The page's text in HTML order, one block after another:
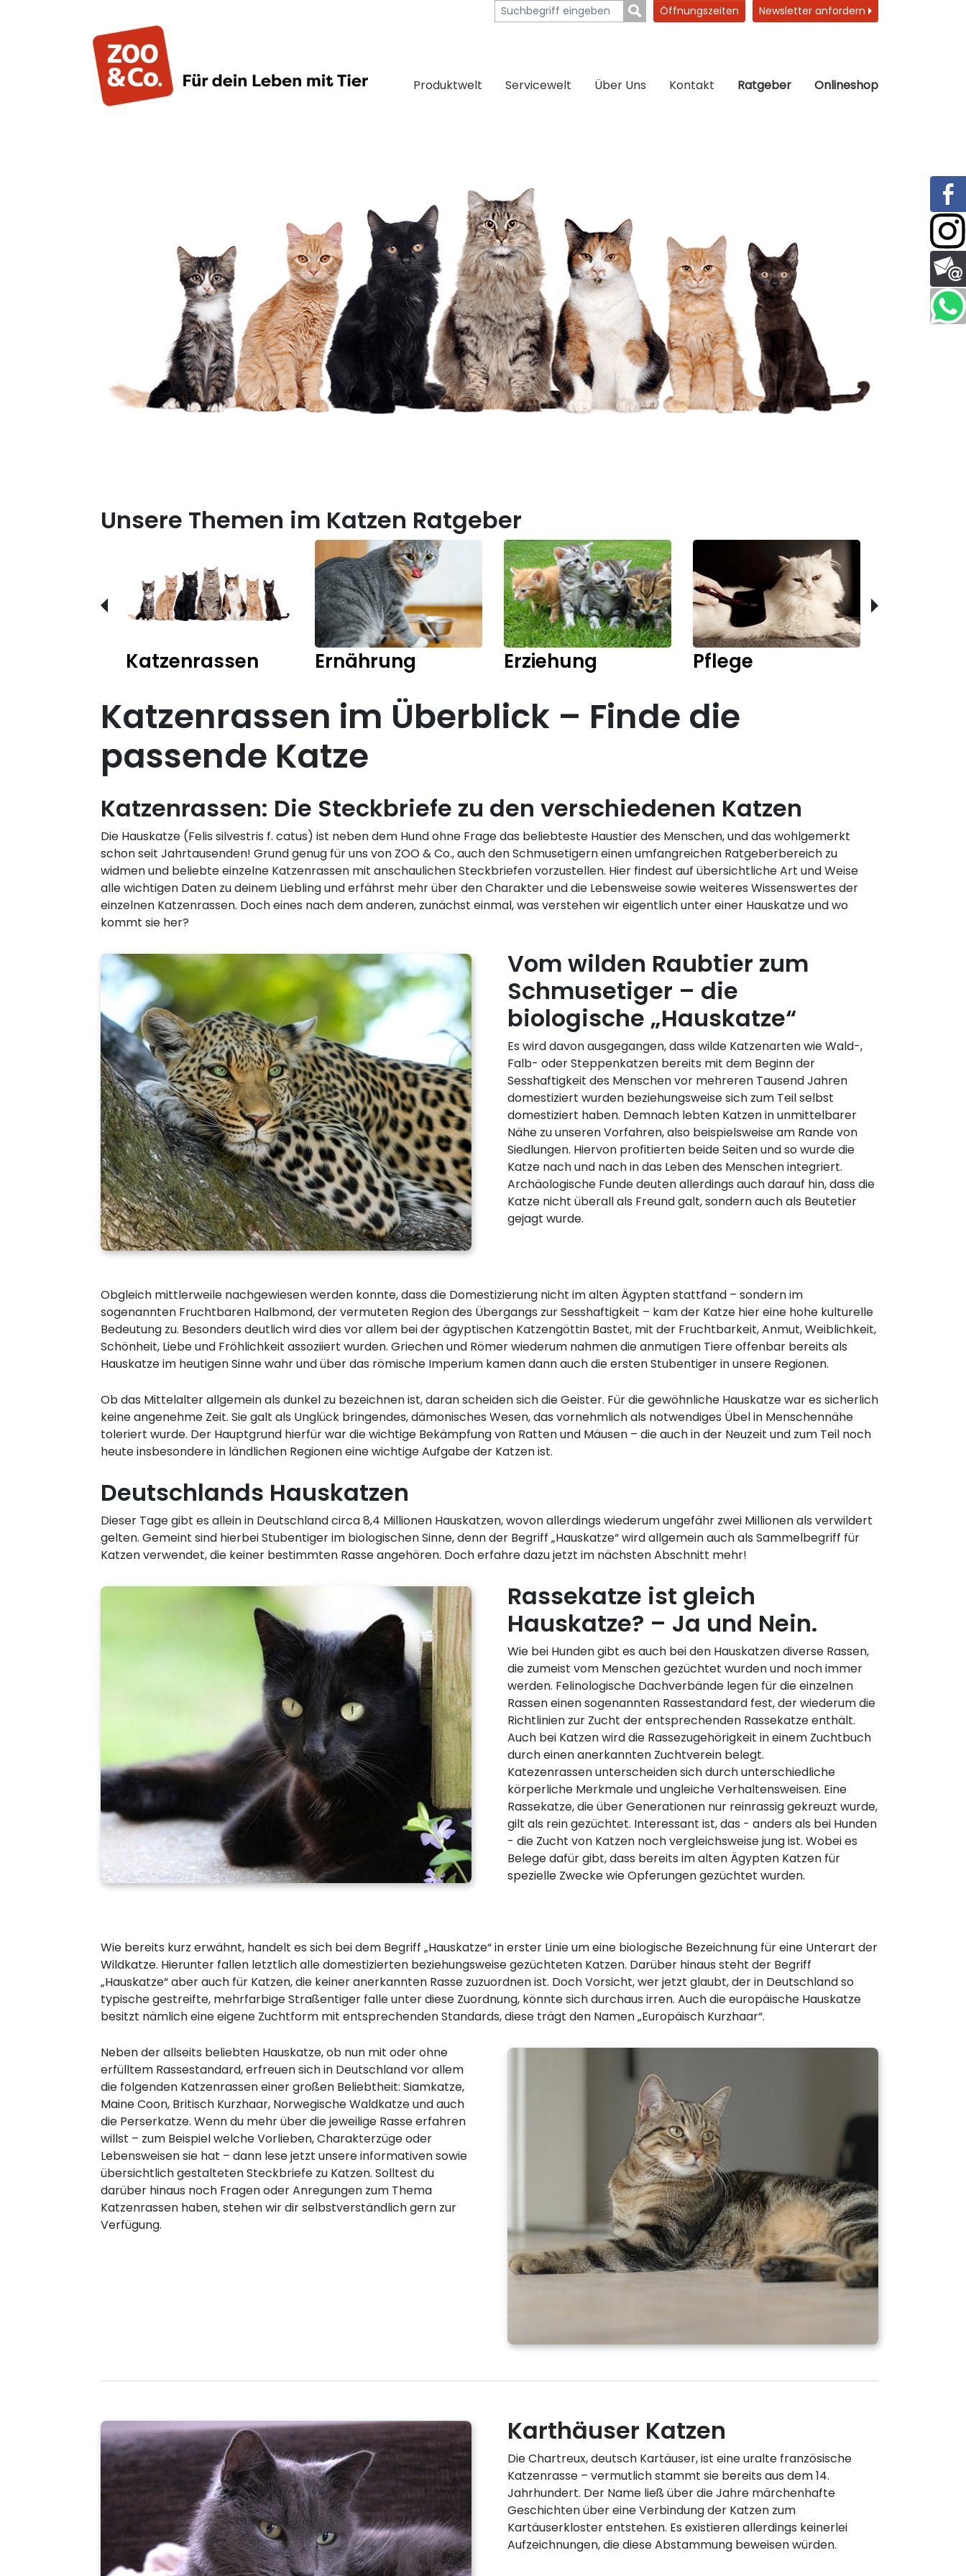
Öffnungszeiten Newsletter anfordern
Produktwelt Servicewelt Über Uns Kontakt Ratgeber Onlineshop
Unsere Themen im Katzen Ratgeber
Katzenrassen Ernährung Erziehung Pflege
Katzenrassen im Überblick – Finde die
passende Katze
Katzenrassen: Die Steckbriefe zu den verschiedenen Katzen
Die Hauskatze (Felis silvestris f. catus) ist neben dem Hund ohne Frage das beliebteste Haustier des Menschen, und das wohlgemerkt
schon seit Jahrtausenden! Grund genug für uns von ZOO & Co., auch den Schmusetigern einen umfangreichen Ratgeberbereich zu
widmen und beliebte einzelne Katzenrassen mit anschaulichen Steckbriefen vorzustellen. Hier findest auf übersichtliche Art und Weise
alle wichtigen Daten zu deinem Liebling und erfährst mehr über den Charakter und die Lebensweise sowie weiteres Wissenswertes der
einzelnen Katzenrassen. Doch eines nach dem anderen, zunächst einmal, was verstehen wir eigentlich unter einer Hauskatze und wo
kommt sie her?
Vom wilden Raubtier zum
Schmusetiger – die
biologische „Hauskatze“
Es wird davon ausgegangen, dass wilde Katzenarten wie Wald-,
Falb- oder Steppenkatzen bereits mit dem Beginn der
Sesshaftigkeit des Menschen vor mehreren Tausend Jahren
domestiziert wurden beziehungsweise sich zum Teil selbst
domestiziert haben. Demnach lebten Katzen in unmittelbarer
Nähe zu unseren Vorfahren, also beispielsweise am Rande von
Siedlungen. Hiervon profitierten beide Seiten und so wurde die
Katze nach und nach in das Leben des Menschen integriert.
Archäologische Funde deuten allerdings auch darauf hin, dass die
Katze nicht überall als Freund galt, sondern auch als Beutetier
gejagt wurde.
Obgleich mittlerweile nachgewiesen werden konnte, dass die Domestizierung nicht im alten Ägypten stattfand – sondern im
sogenannten Fruchtbaren Halbmond, der vermuteten Region des Übergangs zur Sesshaftigkeit – kam der Katze hier eine hohe kulturelle
Bedeutung zu. Besonders deutlich wird dies vor allem bei der ägyptischen Katzengöttin Bastet, mit der Fruchtbarkeit, Anmut, Weiblichkeit,
Schönheit, Liebe und Fröhlichkeit assoziiert wurden. Griechen und Römer wiederum nahmen die anmutigen Tiere offenbar bereits als
Hauskatze im heutigen Sinne wahr und über das römische Imperium kamen dann auch die ersten Stubentiger in unsere Regionen.
Ob das Mittelalter allgemein als dunkel zu bezeichnen ist, daran scheiden sich die Geister. Für die gewöhnliche Hauskatze war es sicherlich
keine angenehme Zeit. Sie galt als Unglück bringendes, dämonisches Wesen, das vornehmlich als notwendiges Übel in Menschennähe
toleriert wurde. Der Hauptgrund hierfür war die wichtige Bekämpfung von Ratten und Mäusen – die auch in der Neuzeit und zum Teil noch
heute insbesondere in ländlichen Regionen eine wichtige Aufgabe der Katzen ist.
Deutschlands Hauskatzen
Dieser Tage gibt es allein in Deutschland circa 8,4 Millionen Hauskatzen, wovon allerdings wiederum ungefähr zwei Millionen als verwildert
gelten. Gemeint sind hierbei Stubentiger im biologischen Sinne, denn der Begriff „Hauskatze“ wird allgemein auch als Sammelbegriff für
Katzen verwendet, die keiner bestimmten Rasse angehören. Doch erfahre dazu jetzt im nächsten Abschnitt mehr!
Rassekatze ist gleich
Hauskatze? – Ja und Nein.
Wie bei Hunden gibt es auch bei den Hauskatzen diverse Rassen,
die zumeist vom Menschen gezüchtet wurden und noch immer
werden. Felinologische Dachverbände legen für die einzelnen
Rassen einen sogenannten Rassestandard fest, der wiederum die
Richtlinien zur Zucht der entsprechenden Rassekatze enthält.
Auch bei Katzen wird die Rassezugehörigkeit in einem Zuchtbuch
durch einen anerkannten Zuchtverein belegt.
Katezenrassen unterscheiden sich durch unterschiedliche
körperliche Merkmale und ungleiche Verhaltensweisen. Eine
Rassekatze, die über Generationen nur reinrassig gekreuzt wurde,
gilt als rein gezüchtet. Interessant ist, das - anders als bei Hunden
- die Zucht von Katzen noch vergleichsweise jung ist. Wobei es
Belege dafür gibt, dass bereits im alten Ägypten Katzen für
spezielle Zwecke wie Opferungen gezüchtet wurden.
Wie bereits kurz erwähnt, handelt es sich bei dem Begriff „Hauskatze“ in erster Linie um eine biologische Bezeichnung für eine Unterart der
Wildkatze. Hierunter fallen letztlich alle domestizierten beziehungsweise gezüchteten Katzen. Darüber hinaus steht der Begriff
„Hauskatze“ aber auch für Katzen, die keiner anerkannten Rasse zuzuordnen ist. Doch Vorsicht, wer jetzt glaubt, der in Deutschland so
typische gestreifte, mehrfarbige Straßentiger falle unter diese Zuordnung, könnte sich durchaus irren. Auch die europäische Hauskatze
besitzt nämlich eine eigene Zuchtform mit entsprechenden Standards, diese trägt den Namen „Europäisch Kurzhaar“.
Neben der allseits beliebten Hauskatze, ob nun mit oder ohne
erfülltem Rassestandard, erfreuen sich in Deutschland vor allem
die folgenden Katzenrassen einer großen Beliebtheit: Siamkatze,
Maine Coon, Britisch Kurzhaar, Norwegische Waldkatze und auch
die Perserkatze. Wenn du mehr über die jeweilige Rasse erfahren
willst – zum Beispiel welche Vorlieben, Charakterzüge oder
Lebensweisen sie hat – dann lese jetzt unsere informativen sowie
übersichtlich gestalteten Steckbriefe zu Katzen. Solltest du
darüber hinaus noch Fragen oder Anregungen zum Thema
Katzenrassen haben, stehen wir dir selbstverständlich gern zur
Verfügung.
Karthäuser Katzen
Die Chartreux, deutsch Kartäuser, ist eine uralte französische
Katzenrasse – vermutlich stammt sie bereits aus dem 14.
Jahrhundert. Der Name ließ über die Jahre märchenhafte
Geschichten über eine Verbindung der Katzen zum
Kartäuserkloster entstehen. Es existieren allerdings keinerlei
Aufzeichnungen, die diese Abstammung beweisen würden.